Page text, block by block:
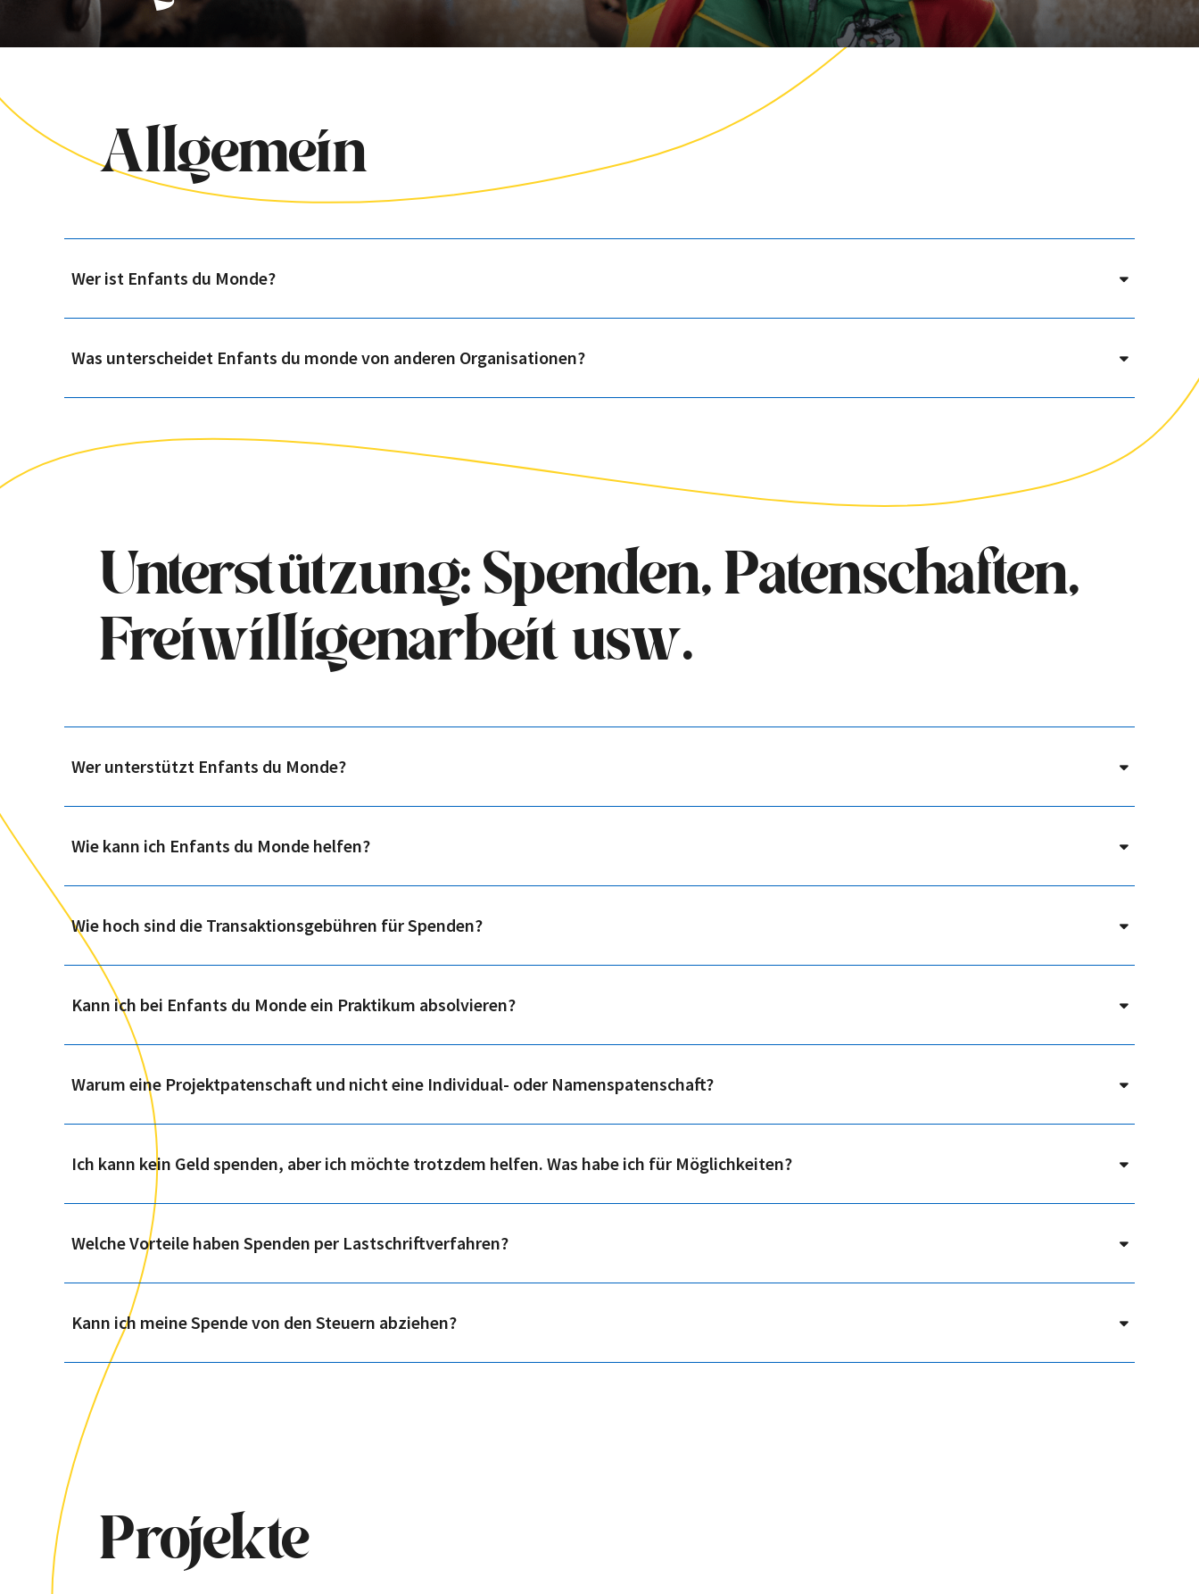
Allgemein
Wer ist Enfants du Monde?
Was unterscheidet Enfants du monde von anderen Organisationen?
Unterstützung: Spenden, Patenschaften,
Freiwilligenarbeit usw.
Wer unterstützt Enfants du Monde?
Wie kann ich Enfants du Monde helfen?
Wie hoch sind die Transaktionsgebühren für Spenden?
Kann ich bei Enfants du Monde ein Praktikum absolvieren?
Warum eine Projektpatenschaft und nicht eine Individual- oder Namenspatenschaft?
Ich kann kein Geld spenden, aber ich möchte trotzdem helfen. Was habe ich für Möglichkeiten?
Welche Vorteile haben Spenden per Lastschriftverfahren?
Kann ich meine Spende von den Steuern abziehen?
Projekte